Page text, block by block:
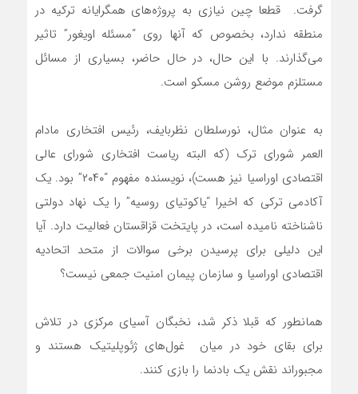
گرفت. قطعا چین نیازی به پروژه‌های همگرایانه ترکیه در
منطقه ندارد، بخصوص که آنها روی “مسئله اویغور” تاثیر
می‌گذارند. با این حال، در حال حاضر، بسیاری از مسائل
مستلزم موضع روشن مسکو است.
به عنوان مثال، نورسلطان نظربایف، رئیس افتخاری مادام
العمر شورای ترک (که البته ریاست افتخاری شورای عالی
اقتصادی اوراسیا نیز هست)، نویسنده مفهوم “۲۰۴۰” بود. یک
آکادمی ترکی که اخیرا “یاکوتیای روسیه” را یک نهاد دولتی
ناشناخته نامیده است، در پایتخت قزاقستان فعالیت دارد. آیا
این دلیلی برای پرسیدن برخی سوالات از متحد اتحادیه
اقتصادی اوراسیا و سازمان پیمان امنیت جمعی نیست؟
همانطور که قبلا ذکر شد، نخبگان آسیای مرکزی در تلاش
برای بقای خود در میان غول‌های ژئوپلیتیک هستند و
مجبوراند نقش یک بادنما را بازی کنند.